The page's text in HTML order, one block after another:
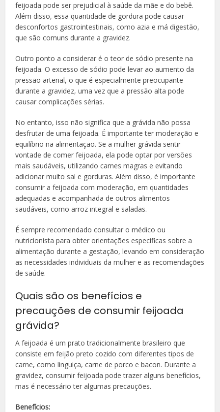
feijoada pode ser prejudicial à saúde da mãe e do bebê.
Além disso, essa quantidade de gordura pode causar
desconfortos gastrointestinais, como azia e má digestão,
que são comuns durante a gravidez.
Outro ponto a considerar é o teor de sódio presente na
feijoada. O excesso de sódio pode levar ao aumento da
pressão arterial, o que é especialmente preocupante
durante a gravidez, uma vez que a pressão alta pode
causar complicações sérias.
No entanto, isso não significa que a grávida não possa
desfrutar de uma feijoada. É importante ter moderação e
equilíbrio na alimentação. Se a mulher grávida sentir
vontade de comer feijoada, ela pode optar por versões
mais saudáveis, utilizando carnes magras e evitando
adicionar muito sal e gorduras. Além disso, é importante
consumir a feijoada com moderação, em quantidades
adequadas e acompanhada de outros alimentos
saudáveis, como arroz integral e saladas.
É sempre recomendado consultar o médico ou
nutricionista para obter orientações específicas sobre a
alimentação durante a gestação, levando em consideração
as necessidades individuais da mulher e as recomendações
de saúde.
Quais são os benefícios e
precauções de consumir feijoada
grávida?
A feijoada é um prato tradicionalmente brasileiro que
consiste em feijão preto cozido com diferentes tipos de
carne, como linguiça, carne de porco e bacon. Durante a
gravidez, consumir feijoada pode trazer alguns benefícios,
mas é necessário ter algumas precauções.
Benefícios: